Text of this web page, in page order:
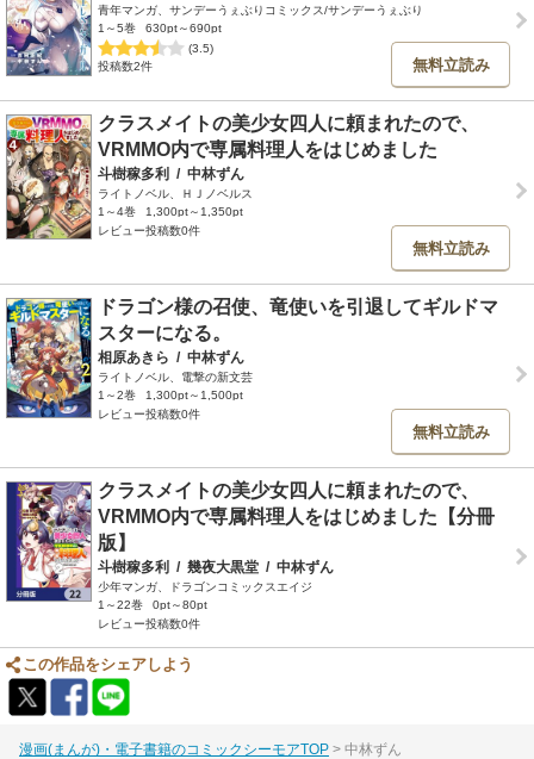
青年マンガ、サンデーうぇぶりコミックス/サンデーうぇぶり
1～5巻
630pt～690pt
(3.5)
投稿数2件
無料立読み
クラスメイトの美少女四人に頼まれたので、
VRMMO内で専属料理人をはじめました
斗樹稼多利 / 中林ずん
ライトノベル、ＨＪノベルス
1～4巻
1,300pt～1,350pt
レビュー投稿数0件
無料立読み
ドラゴン様の召使、竜使いを引退してギルドマ
スターになる。
相原あきら / 中林ずん
ライトノベル、電撃の新文芸
1～2巻
1,300pt～1,500pt
レビュー投稿数0件
無料立読み
クラスメイトの美少女四人に頼まれたので、
VRMMO内で専属料理人をはじめました【分冊
版】
斗樹稼多利 / 幾夜大黒堂 / 中林ずん
少年マンガ、ドラゴンコミックスエイジ
1～22巻
0pt～80pt
レビュー投稿数0件
この作品をシェアしよう
漫画(まんが)・電子書籍のコミックシーモアTOP 中林ずん